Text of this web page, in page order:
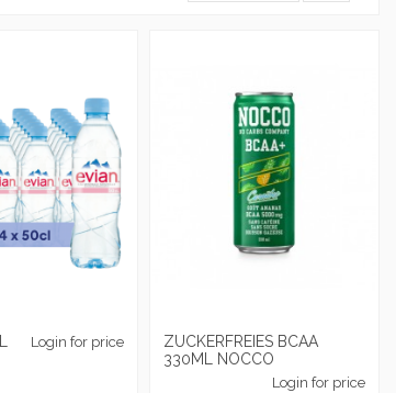
Login for price
ZUCKERFREIES BCAA
330ML NOCCO
Login for price